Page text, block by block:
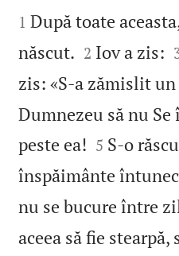


1 După toate
născut.
2 Iov a zis:
zis: «S‑a zămislit
Dumnezeu să nu
peste ea!
5 S‑o
înspăimânte
nu se bucure între
aceea să fie